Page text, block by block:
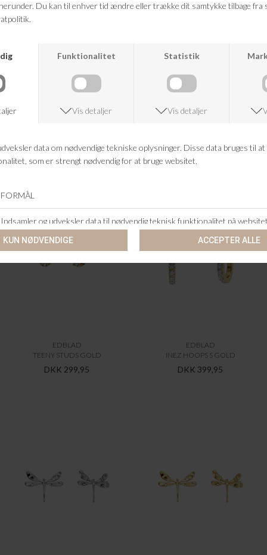
EDBLAD
PEARL ONE STUD GOLD
EDBLAD
TEENY STUDS SILVER
EDBLAD
TEENY STUDS GOLD
DKK 299,95
EDBLAD
INEZ HOOPS S GOLD
DKK 399,95